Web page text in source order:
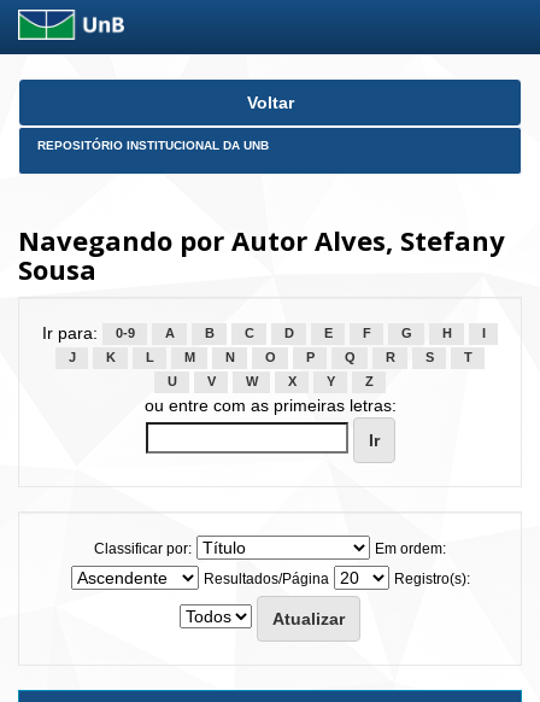
Skip
Voltar
REPOSITÓRIO INSTITUCIONAL DA UNB
Navegando por Autor Alves, Stefany
Sousa
Ir para: 0-9 A B C D E F G H
J
K L M N O P Q R S
T
U
V W X Y Z
ou entre com as primeiras letras:
Classificar por:
Em ordem:
Resultados/Página
Registro(s):